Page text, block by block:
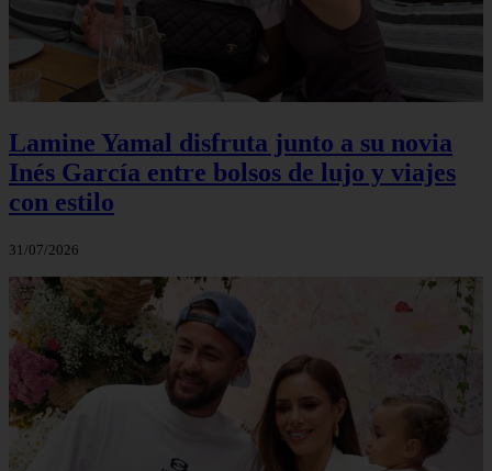
Lamine Yamal disfruta junto a su novia
Inés García entre bolsos de lujo y viajes
con estilo
31/07/2026